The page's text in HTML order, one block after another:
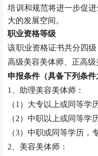
培训和规范将进一步促
大的发展空间。
职业资格等级
该职业资格证书共分四级
高级美容美体师 、正高级
申报条件（具备下列条件
1、助理美容美体师 ：
（1）大专以上或同等学
（2）中职以上或同等学
（3）中职或同等学历，
2、 美容美体师 ：